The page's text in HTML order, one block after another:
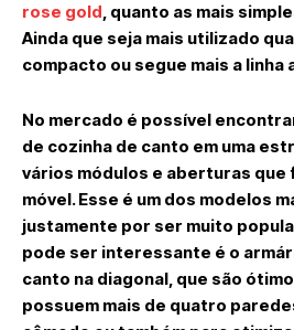
rose gold, quanto as mais
Ainda que seja mais utilizado
compacto ou segue mais a linha
No mercado é possível
de cozinha de canto em uma
vários módulos e aberturas que
móvel. Esse é um dos modelos
justamente por ser muito
pode ser interessante é o
canto na diagonal, que são
possuem mais de quatro